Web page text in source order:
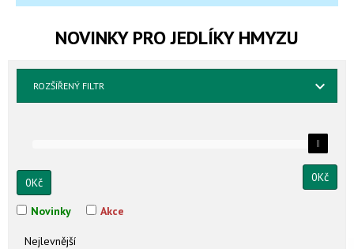
NOVINKY PRO JEDLÍKY HMYZU
ROZŠÍŘENÝ FILTR
0Kč 0Kč
Novinky Akce
Nejlevnější